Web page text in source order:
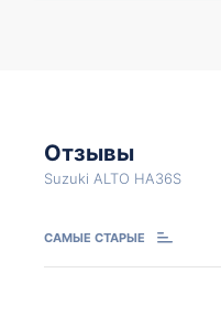
Отзывы
Suzuki ALTO HA36S
САМЫЕ СТАРЫЕ